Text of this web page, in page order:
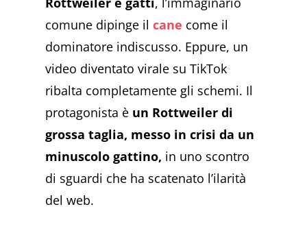
comune dipinge ilcane come il
dominatore indiscusso. Eppure, un
video diventato virale su TikTok
ribalta completamente gli schemi. Il
protagonista è un Rottweiler di
grossa taglia, messo in crisi da un
minuscolo gattino, in uno scontro
di sguardi che ha scatenato l’ilarità
del web.